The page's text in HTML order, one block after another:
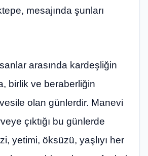
mesajında şunları
arasında kardeşliğin
birlik ve beraberliğin
olan günlerdir. Manevi
çıktığı bu günlerde
yetimi, öksüzü, yaşlıyı her